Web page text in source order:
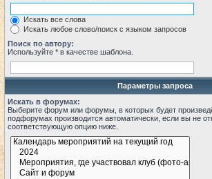
Искать все слова
Искать любое слово/поиск с языком запросов
Поиск по автору:
Используйте * в качестве шаблона.
Параметры запроса
Искать в форумах:
Выберите форум или форумы, в которых будет
подфорумах производится автоматически, если вы не
соответствующую опцию ниже.